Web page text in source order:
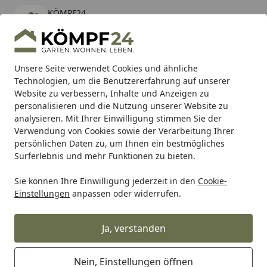
Unsere Seite verwendet Cookies und ähnliche
Technologien, um die Benutzererfahrung auf unserer
Website zu verbessern, Inhalte und Anzeigen zu
personalisieren und die Nutzung unserer Website zu
analysieren. Mit Ihrer Einwilligung stimmen Sie der
Verwendung von Cookies sowie der Verarbeitung Ihrer
persönlichen Daten zu, um Ihnen ein bestmögliches
Surferlebnis und mehr Funktionen zu bieten.
Sie können Ihre Einwilligung jederzeit in den Cookie-
Einstellungen anpassen oder widerrufen.
Ja, verstanden
Nein, Einstellungen öffnen
KÖMPF24
kostenlos - Im App Store
Hotline
Alle Produkte
Mein Konto
Suchen
Karibu Pools inkl. gratis Sandfilteranlage & Pool-
Starterset (Gesamtwert bis 468,99€)
Startseite
Wohnen & Haushalt Küche & Esszimmer Bar & Wein
Weiterer Barbedarf & Weinbedarf
Ihre Artikelübersicht